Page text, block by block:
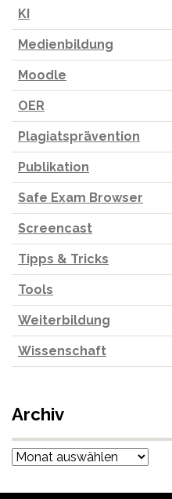
KI
Medienbildung
Moodle
OER
Plagiatsprävention
Publikation
Safe Exam Browser
Screencast
Tipps & Tricks
Tools
Weiterbildung
Wissenschaft
Archiv
Archiv